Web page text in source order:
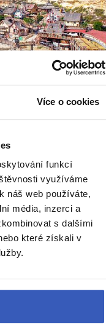
Více o cookies
funkcí
využíváme
náš web používáte,
média, inzerci a
s dalšími
které získali v